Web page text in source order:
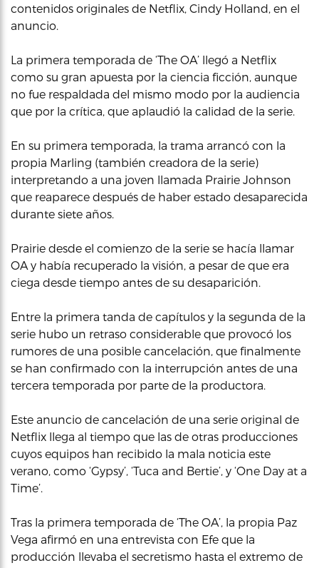
contenidos originales de Netflix, Cindy Holland, en el
anuncio.
La primera temporada de ‘The OA’ llegó a Netflix
como su gran apuesta por la ciencia ficción, aunque
no fue respaldada del mismo modo por la audiencia
que por la crítica, que aplaudió la calidad de la serie.
En su primera temporada, la trama arrancó con la
propia Marling (también creadora de la serie)
interpretando a una joven llamada Prairie Johnson
que reaparece después de haber estado desaparecida
durante siete años.
Prairie desde el comienzo de la serie se hacía llamar
OA y había recuperado la visión, a pesar de que era
ciega desde tiempo antes de su desaparición.
Entre la primera tanda de capítulos y la segunda de la
serie hubo un retraso considerable que provocó los
rumores de una posible cancelación, que finalmente
se han confirmado con la interrupción antes de una
tercera temporada por parte de la productora.
Este anuncio de cancelación de una serie original de
Netflix llega al tiempo que las de otras producciones
cuyos equipos han recibido la mala noticia este
verano, como ‘Gypsy’, ‘Tuca and Bertie’, y ‘One Day at a
Time’.
Tras la primera temporada de ‘The OA’, la propia Paz
Vega afirmó en una entrevista con Efe que la
producción llevaba el secretismo hasta el extremo de